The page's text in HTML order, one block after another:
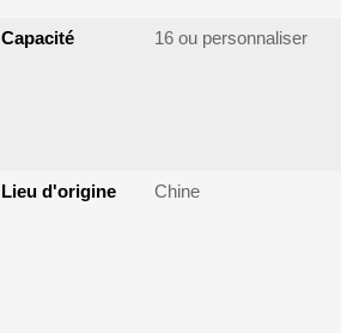
Capacité 16 ou personnaliser
Lieu d'origine Chine